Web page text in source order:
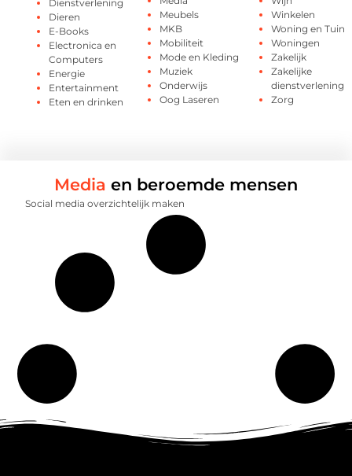
Dienstverlening
Dieren
E-Books
Electronica en
Computers
Energie
Entertainment
Eten en drinken
Meubels
MKB
Mobiliteit
Mode en Kleding
Muziek
Onderwijs
Oog Laseren
Winkelen
Woning en Tuin
Woningen
Zakelijk
Zakelijke
dienstverlening
Zorg
Media en beroemde mensen
Social media overzichtelijk maken